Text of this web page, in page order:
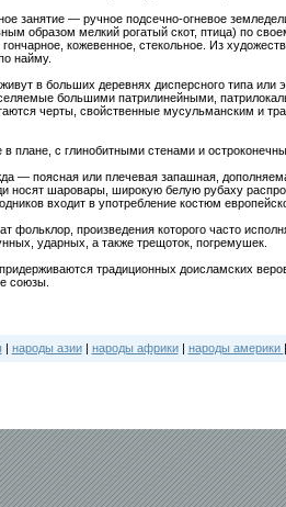
занятие — ручное подсечно-огневое
образом мелкий рогатый скот, птица) по
кожевенное, стекольное. Из
найму.
в больших деревнях дисперсного типа или
большими патрилинейными,
черты, свойственные мусульманским и
плане, с глинобитными стенами и
— поясная или плечевая запашная,
носят шаровары, широкую белую рубаху
входит в употребление костюм
фольклор, произведения которого часто
ударных, а также трещоток, погремушек.
традиционных доисламских
союзы.
| народы азии| народы африки| народы америки |